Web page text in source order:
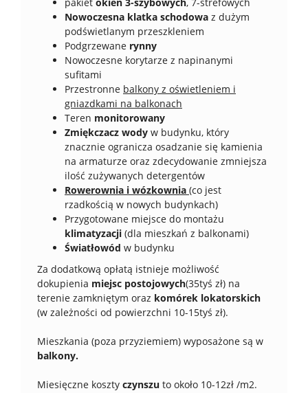
Nowoczesna klatka schodowa z dużym
podświetlanym przeszkleniem
Podgrzewane rynny
Nowoczesne korytarze z napinanymi
sufitami
Przestronne balkony z oświetleniem i
gniazdkami na balkonach
Teren monitorowany
Zmiękczacz wody w budynku, który
znacznie ogranicza osadzanie się kamienia
na armaturze oraz zdecydowanie zmniejsza
ilość zużywanych detergentów
Rowerownia i wózkownia (co jest
rzadkością w nowych budynkach)
Przygotowane miejsce do montażu
klimatyzacji (dla mieszkań z balkonami)
Światłowód w budynku
Za dodatkową opłatą istnieje możliwość
dokupienia miejsc postojowych(35tyś zł) na
terenie zamkniętym oraz komórek lokatorskich
(w zależności od powierzchni 10-15tyś zł).
Mieszkania (poza przyziemiem) wyposażone są w
balkony.
Miesięczne koszty czynszu to około 10-12zł /m2.